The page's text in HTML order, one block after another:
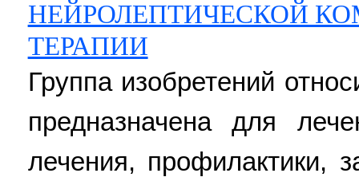
НЕЙРОЛЕПТИЧЕСКОЙ
ТЕРАПИИ
Группа изобретений
предназначена для
лечения, профилактики,